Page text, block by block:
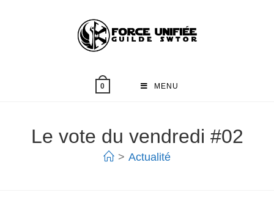
0 MENU
Le vote du vendredi #02
> Actualité